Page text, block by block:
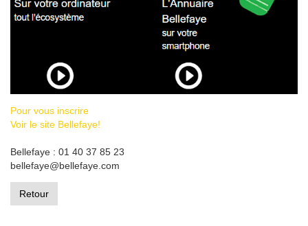
Pour vous inscrire
Voir le site Bellefaye!
Bellefaye : 01 40 37 85 23
bellefaye@bellefaye.com
Retour